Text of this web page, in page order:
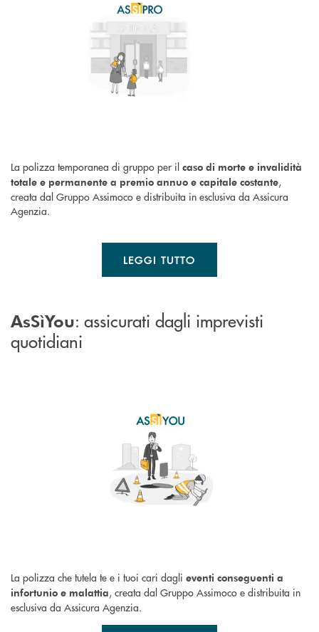
La polizza temporanea di gruppo per il caso di morte e invalidità
totale e permanente a premio annuo e capitale costante,
creata dal Gruppo Assimoco e distribuita in esclusiva da Assicura
Agenzia.
LEGGI TUTTO
AsSìYou: assicurati dagli imprevisti
quotidiani
La polizza che tutela te e i tuoi cari dagli eventi conseguenti a
infortunio e malattia, creata dal Gruppo Assimoco e distribuita in
esclusiva da Assicura Agenzia.